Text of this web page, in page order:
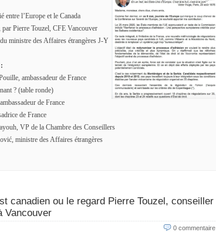
entre l’Europe et le Canada
Pierre Touzel, CFE Vancouver
ministre des Affaires étrangères J-Y
ambassadeur de France
? (table ronde)
de France
de France
VP de la Chambre des Conseillers
ministre des Affaires étrangères
canadien ou le regard Pierre Touzel, conseiller
Vancouver
0 commentaire